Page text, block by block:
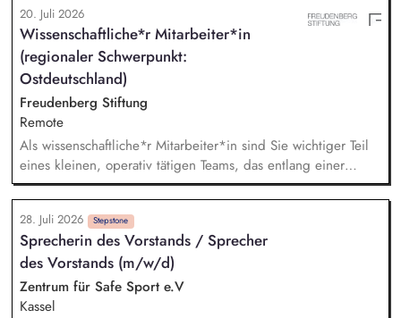
Angebotserstellung bis zur eigenverantwortlichen Umsetzung.
Auf Basis der jeweiligen Herausforderungen entwickelst du
passgenaue Beratungsprozesse und berätst Organisationen zu
zentralen Fragen ihrer finanziellen Steuerung und
strategischen Weiterentwicklung.
20. Juli 2026
Wissenschaftliche*r Mitarbeiter*in
(regionaler Schwerpunkt:
Ostdeutschland)
Freudenberg Stiftung
Remote
Als wissenschaftliche*r Mitarbeiter*in sind Sie wichtiger Teil
eines kleinen, operativ tätigen Teams, das entlang einer
klaren Programmatik langfristig soziale Innovation
implementiert. Sie unterstützen die Geschäftsführung bei der
Umsetzung der Stiftungsprogrammatik und entwickeln dabei
die Internationalisierungsstrategie der Stiftung weiter. Sie
übersetzen wissenschaftliche Erkenntnisse in
alltagsangebundene Handlungsansätze entlang unserer
Stiftungsprogrammatik.
28. Juli 2026 Stepstone
Sprecherin des Vorstands / Sprecher
des Vorstands (m/w/d)
Zentrum für Safe Sport e.V
Kassel